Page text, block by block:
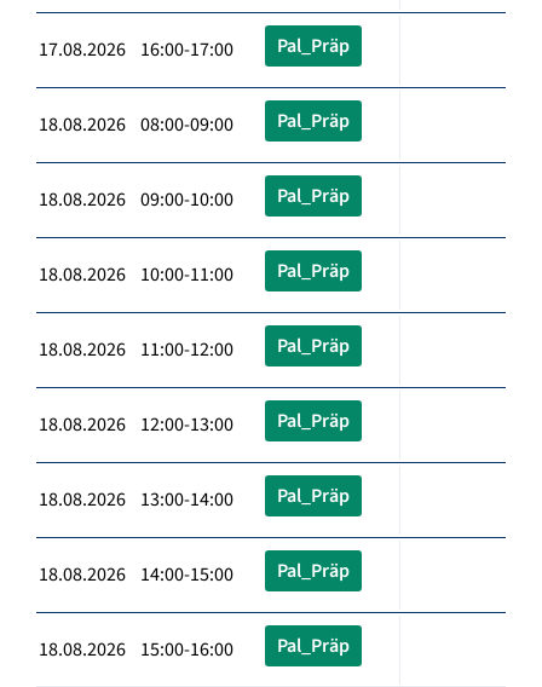
17.08.2026 16:00-17:00 Pal_Präp
18.08.2026 08:00-09:00 Pal_Präp
18.08.2026 09:00-10:00 Pal_Präp
18.08.2026 10:00-11:00 Pal_Präp
18.08.2026 11:00-12:00 Pal_Präp
18.08.2026 12:00-13:00 Pal_Präp
18.08.2026 13:00-14:00 Pal_Präp
18.08.2026 14:00-15:00 Pal_Präp
18.08.2026 15:00-16:00 Pal_Präp